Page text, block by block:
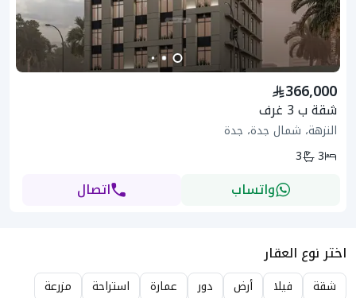
366,000
شقة ب 3 غرف
النزهة، شمال جدة، جدة
3
3
واتساب اتصال
اختر نوع العقار
شقة فيلا أرض دور عمارة استراحة
مزرعة